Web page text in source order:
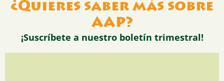
¿Quieres saber más sobre
AAP?
¡Suscríbete a nuestro boletín trimestral!